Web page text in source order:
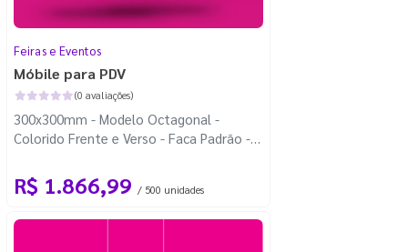
Feiras e Eventos
Móbile para PDV
(0 avaliações)
300x300mm - Modelo Octagonal -
Colorido Frente e Verso - Faca Padrão -
R$ 1.866,99 / 500 unidades